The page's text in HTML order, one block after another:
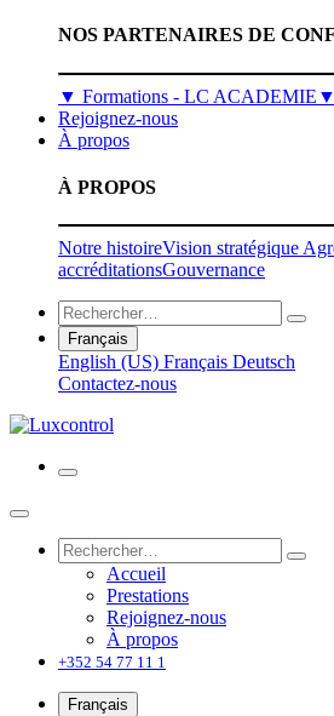
NOS PARTENAIRES DE
▼ Formations - LC ACADEMIE
Rejoignez-nous
À propos
À PROPOS
Notre histoireVision stratégique
accréditationsGouvernance
Français
English (US) Français Deutsch
Contactez-nous
Accueil
Prestations
Rejoignez-nous
À propos
+352 54 77 11 1
Français